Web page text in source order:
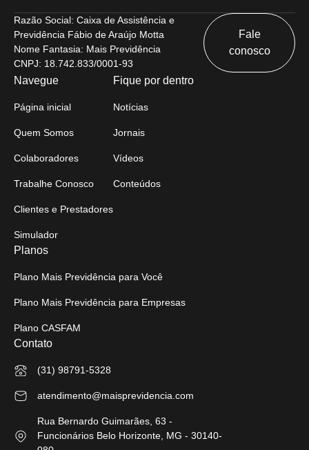
Razão Social: Caixa de Assistência e
Previdência Fábio de Araújo Motta
Nome Fantasia: Mais Previdência
CNPJ: 18.742.833/0001-93
Fale
conosco
Navegue
Página inicial
Quem Somos
Colaboradores
Trabalhe Conosco
Clientes e Prestadores
Simulador
Fique por dentro
Notícias
Jornais
Vídeos
Conteúdos
Planos
Plano Mais Previdência para Você
Plano Mais Previdência para Empresas
Plano CASFAM
Contato
(31) 98791-5328
atendimento@maisprevidencia.com
Rua Bernardo Guimarães, 63 -
Funcionários Belo Horizonte, MG - 30140-